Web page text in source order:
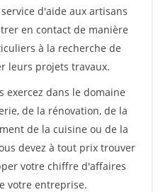
d'aide aux artisans
en contact de manière
à la recherche de
leurs projets travaux.
exercez dans le domaine
de la rénovation, de la
de la cuisine ou de la
devez à tout prix trouver
votre chiffre d'affaires
votre entreprise.